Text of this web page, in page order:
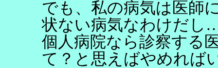
でも、私の病気は医師
状ない病気なわけだ
個人病院なら診察する
て？と思えばやめれば